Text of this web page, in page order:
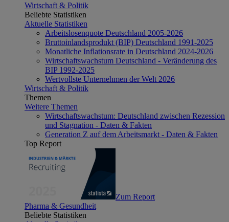
Wirtschaft & Politik
Beliebte Statistiken
Aktuelle Statistiken
Arbeitslosenquote Deutschland 2005-2026
Bruttoinlandsprodukt (BIP) Deutschland 1991-2025
Monatliche Inflationsrate in Deutschland 2024-2026
Wirtschaftswachstum Deutschland - Veränderung des
BIP 1992-2025
Wertvollste Unternehmen der Welt 2026
Wirtschaft & Politik
Themen
Weitere Themen
Wirtschaftswachstum: Deutschland zwischen Rezession
und Stagnation - Daten & Fakten
Generation Z auf dem Arbeitsmarkt - Daten & Fakten
Top Report
Zum Report
Pharma & Gesundheit
Beliebte Statistiken